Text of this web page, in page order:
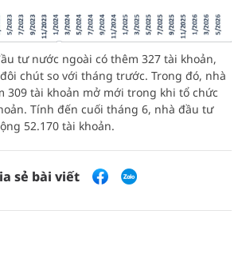
tư nước ngoài có thêm 327 tài khoản,
chút so với tháng trước. Trong đó, nhà
309 tài khoản mở mới trong khi tổ chức
Tính đến cuối tháng 6, nhà đầu tư
52.170 tài khoản.
sẻ bài viết